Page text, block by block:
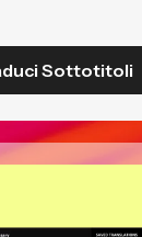
Sottotitoli